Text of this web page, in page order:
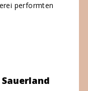
performten